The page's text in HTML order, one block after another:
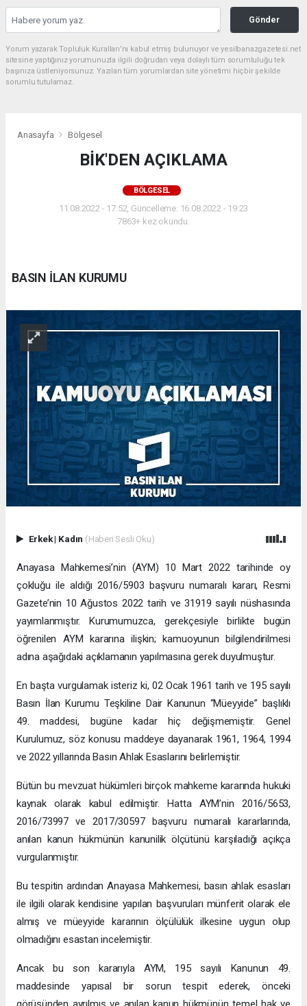
Gönder
Yorum yazarak Topluluk Kuralları’nı kabul etmiş bulunuyor ve yesilbanazgazetesi.net
sitesine yaptığınız yorumunuzla ilgili doğrudan veya dolaylı tüm sorumluluğu tek
başınıza üstleniyorsunuz. Yazılan tüm yorumlardan site yönetimi hiçbir şekilde
sorumlu tutulamaz.
Anasayfa Bölgesel
BİK'DEN AÇIKLAMA
BÖLGESEL
11.08.2022 - 17:52, Güncelleme: 16.08.2022 - 19:23
7863+ kez okundu.
BASIN İLAN KURUMU
Erkek| Kadın (Haberi Sesli Oku)
Anayasa Mahkemesi’nin (AYM) 10 Mart 2022 tarihinde oy
çokluğu ile aldığı 2016/5903 başvuru numaralı kararı, Resmi
Gazete’nin 10 Ağustos 2022 tarih ve 31919 sayılı nüshasında
yayımlanmıştır. Kurumumuzca, gerekçesiyle birlikte bugün
öğrenilen AYM kararına ilişkin; kamuoyunun bilgilendirilmesi
adına aşağıdaki açıklamanın yapılmasına gerek duyulmuştur.
En başta vurgulamak isteriz ki, 02 Ocak 1961 tarih ve 195 sayılı
Basın İlan Kurumu Teşkiline Dair Kanunun “Müeyyide” başlıklı
49. maddesi, bugüne kadar hiç değişmemiştir. Genel
Kurulumuz, söz konusu maddeye dayanarak 1961, 1964, 1994
ve 2022 yıllarında Basın Ahlak Esaslarını belirlemiştir.
Bütün bu mevzuat hükümleri birçok mahkeme kararında hukuki
kaynak olarak kabul edilmiştir. Hatta AYM’nin 2016/5653,
2016/73997 ve 2017/30597 başvuru numaralı kararlarında,
anılan kanun hükmünün kanunilik ölçütünü karşıladığı açıkça
vurgulanmıştır.
Bu tespitin ardından Anayasa Mahkemesi, basın ahlak esasları
ile ilgili olarak kendisine yapılan başvuruları münferit olarak ele
almış ve müeyyide kararının ölçülülük ilkesine uygun olup
olmadığını esastan incelemiştir.
Ancak bu son kararıyla AYM, 195 sayılı Kanunun 49.
maddesinde yapısal bir sorun tespit ederek, önceki